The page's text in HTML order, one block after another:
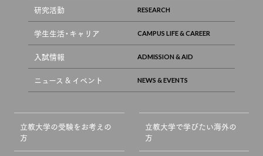
研究活動
学生生活・キャリア
入試情報
ニュース & イベント
立教大学の受験をお考えの
方
立教大学で学びたい海外の
方